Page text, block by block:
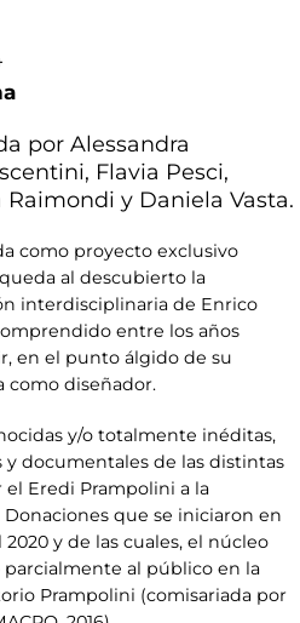
por Alessandra
Flavia Pesci,
Raimondi y Daniela Vasta.
como proyecto exclusivo
al descubierto la
interdisciplinaria de Enrico
entre los años
en el punto álgido de su
como diseñador.
y/o totalmente inéditas,
y documentales de las distintas
Eredi Prampolini a la
que se iniciaron en
y de las cuales, el núcleo
parcialmente al público en la
Prampolini (comisariada por